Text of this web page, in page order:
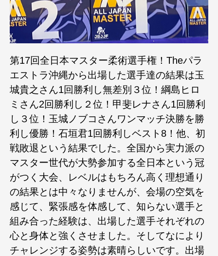
第17回全日本マスター柔術選手権！Theパラ
エストラ沖縄から出場した選手達の結果は玉
城貴之さん1回勝利し無差別３位！綱島ヒロ
ミさん2回勝利し２位！甲斐レナさん1回勝利
し３位！玉城ノブコさんワンマッチ決勝を勝
利し優勝！石垣君1回勝利しベスト8！他、初
戦敗退という結果でした。全国から実力派の
マスター世代が大勢参加する全日本という冠
がつく大会、レベルはもちろん高く理想通り
の結果とは中々なりませんが、会場の空気を
感じて、緊張感を体感して、知らない選手と
組み合った経験は、出場した選手それぞれの
心と身体と強くさせました。そしてなにより
チャレンジする姿勢は素晴らしいです。出場